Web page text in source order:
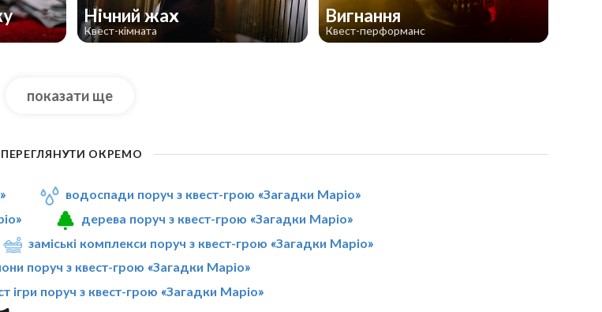
Нічний жах
Квест-кімната
Вигнання
Квест-перформанс
показати ще
ПЕРЕГЛЯНУТИ ОКРЕМО
водоспади поруч з квест-грою «Загадки Маріо»
дерева поруч з квест-грою «Загадки Маріо»
заміські комплекси поруч з квест-грою «Загадки Маріо»
поруч з квест-грою «Загадки Маріо»
ігри поруч з квест-грою «Загадки Маріо»